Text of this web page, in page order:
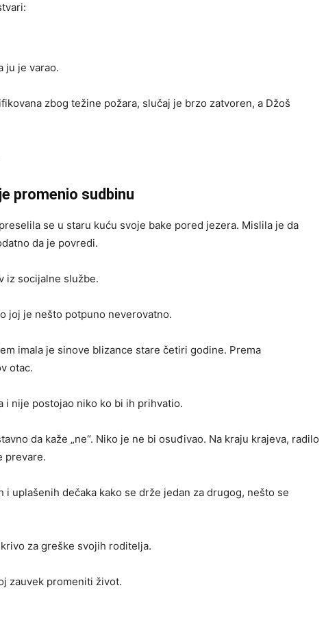
ju je varao.
zbog težine požara, slučaj je brzo zatvoren, a Džoš
promenio sudbinu
se u staru kuću svoje bake pored jezera. Mislila je da
da je povredi.
iz socijalne službe.
joj je nešto potpuno neverovatno.
imala je sinove blizance stare četiri godine. Prema
otac.
i nije postojao niko ko bi ih prihvatio.
da kaže „ne“. Niko je ne bi osuđivao. Na kraju krajeva, radilo
prevare.
i uplašenih dečaka kako se drže jedan za drugog, nešto se
za greške svojih roditelja.
zauvek promeniti život.